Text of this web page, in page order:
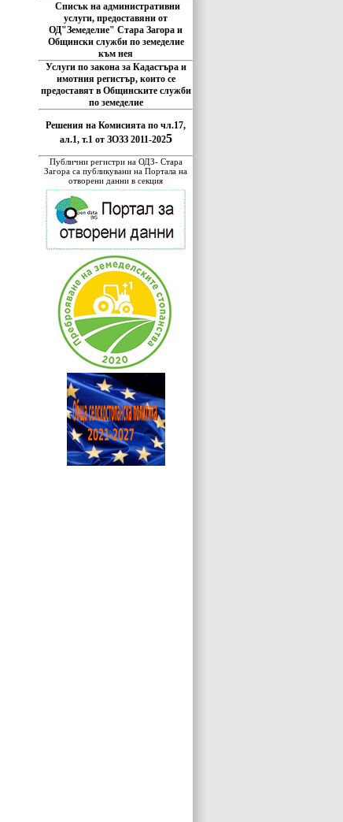
Списък на административни
услуги, предоставяни от
ОД"Земеделие" Стара Загора и
Общински служби по земеделие
към нея
Услуги по закона за Кадастъра и
имотния регистър, които се
предоставят в Общинските служби
по земеделие
Решения на Комисията по чл.17,
ал.1, т.1 от ЗОЗЗ 2011-2025
Публични регистри на ОДЗ- Стара
Загора са публикувани на Портала на
отворени данни в секция